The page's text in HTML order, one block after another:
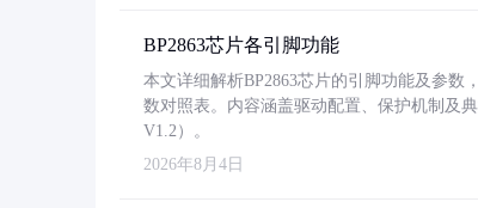
BP2863芯片各引脚功能
本文详细解析BP2863芯片的引脚功能及参
数对照表。内容涵盖驱动配置、保护机制及
V1.2）。
2026年8月4日